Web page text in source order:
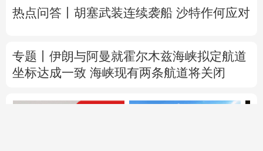
热点问答丨胡塞武装连续袭船 沙特作何应对
专题丨 伊朗与阿曼就霍尔木兹海峡拟定航道
坐标达成一致 海峡现有两条航道将关闭